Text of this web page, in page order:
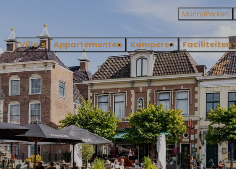
MarinaParken
Villa's Appartementen Kamperen Faciliteiten